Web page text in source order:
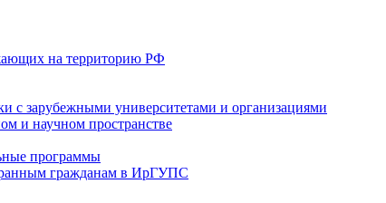
на территорию РФ
с зарубежными университетами и организациями
и научном пространстве
программы
гражданам в ИрГУПС